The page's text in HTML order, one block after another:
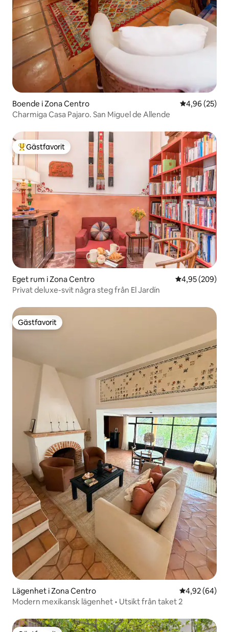
Boende i Zona Centro 4,96 av 5 i
4,96 (25)
Charmiga Casa Pajaro. San Miguel de Allende
Populär gästfavorit
Gästfavorit
Eget rum i Zona Centro 4,95 av 5 i
4,95 (209)
Privat deluxe-svit några steg från El Jardín
Gästfavorit
Gästfavorit
Lägenhet i Zona Centro 4,92 av 5 i
4,92 (64)
Modern mexikansk lägenhet • Utsikt från taket 2